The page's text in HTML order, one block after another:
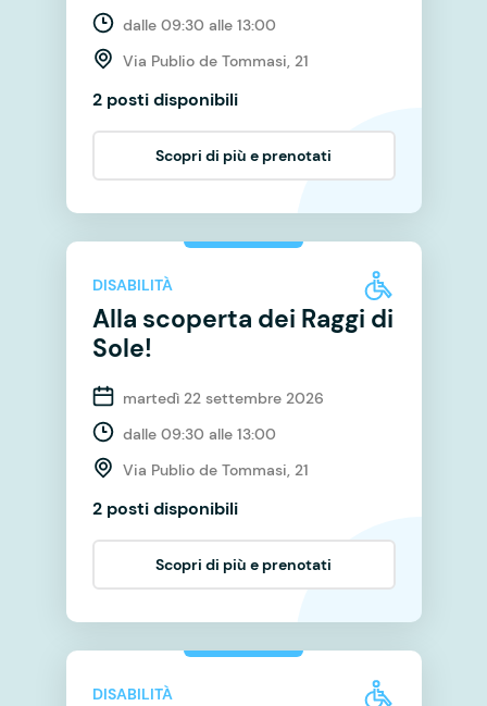
dalle 09:30 alle 13:00
Via Publio de Tommasi, 21
2 posti disponibili
Scopri di più e prenotati
DISABILITÀ
Alla scoperta dei Raggi di
Sole!
martedì 22 settembre 2026
dalle 09:30 alle 13:00
Via Publio de Tommasi, 21
2 posti disponibili
Scopri di più e prenotati
DISABILITÀ